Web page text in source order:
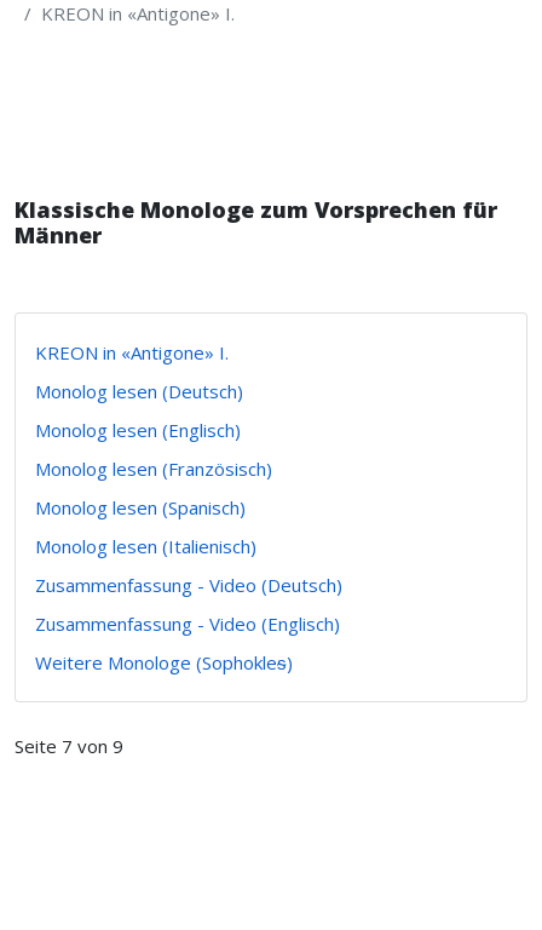
KREON in «Antigone» I.
Klassische Monologe zum Vorsprechen für
Männer
KREON in «Antigone» I.
Monolog lesen (Deutsch)
Monolog lesen (Englisch)
Monolog lesen (Französisch)
Monolog lesen (Spanisch)
Monolog lesen (Italienisch)
Zusammenfassung - Video (Deutsch)
Zusammenfassung - Video (Englisch)
Weitere Monologe (Sophokleᵴ)
Seite 7 von 9